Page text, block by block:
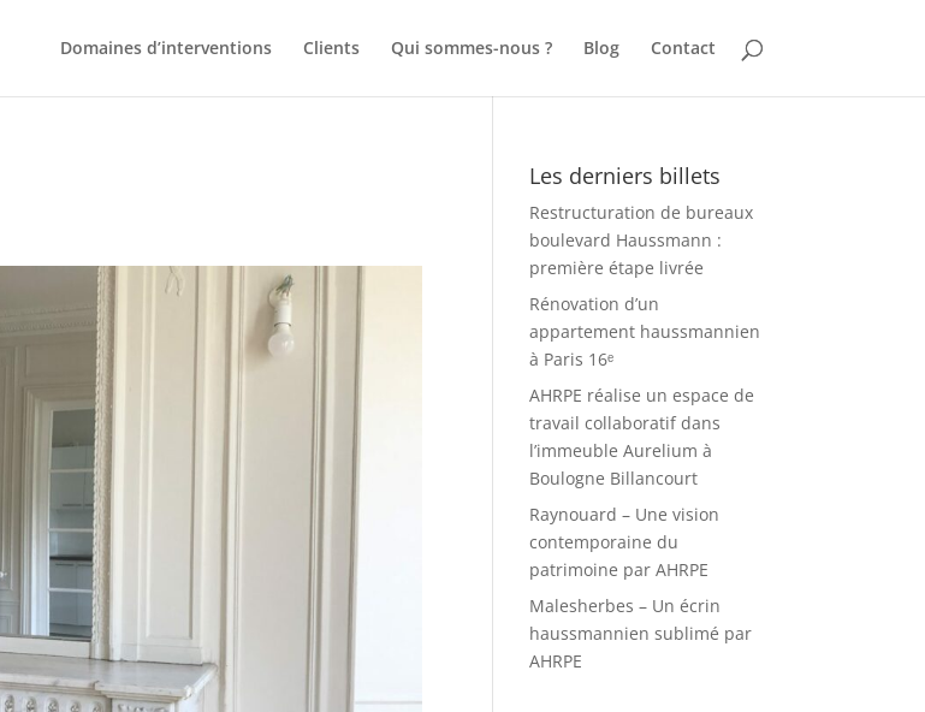
Domaines d’interventions Clients Qui sommes-nous ? Blog Contact
Les derniers billets
Restructuration de bureaux
boulevard Haussmann :
première étape livrée
Rénovation d’un
appartement haussmannien
à Paris 16ᵉ
AHRPE réalise un espace de
travail collaboratif dans
l’immeuble Aurelium à
Boulogne Billancourt
Raynouard – Une vision
contemporaine du
patrimoine par AHRPE
Malesherbes – Un écrin
haussmannien sublimé par
AHRPE